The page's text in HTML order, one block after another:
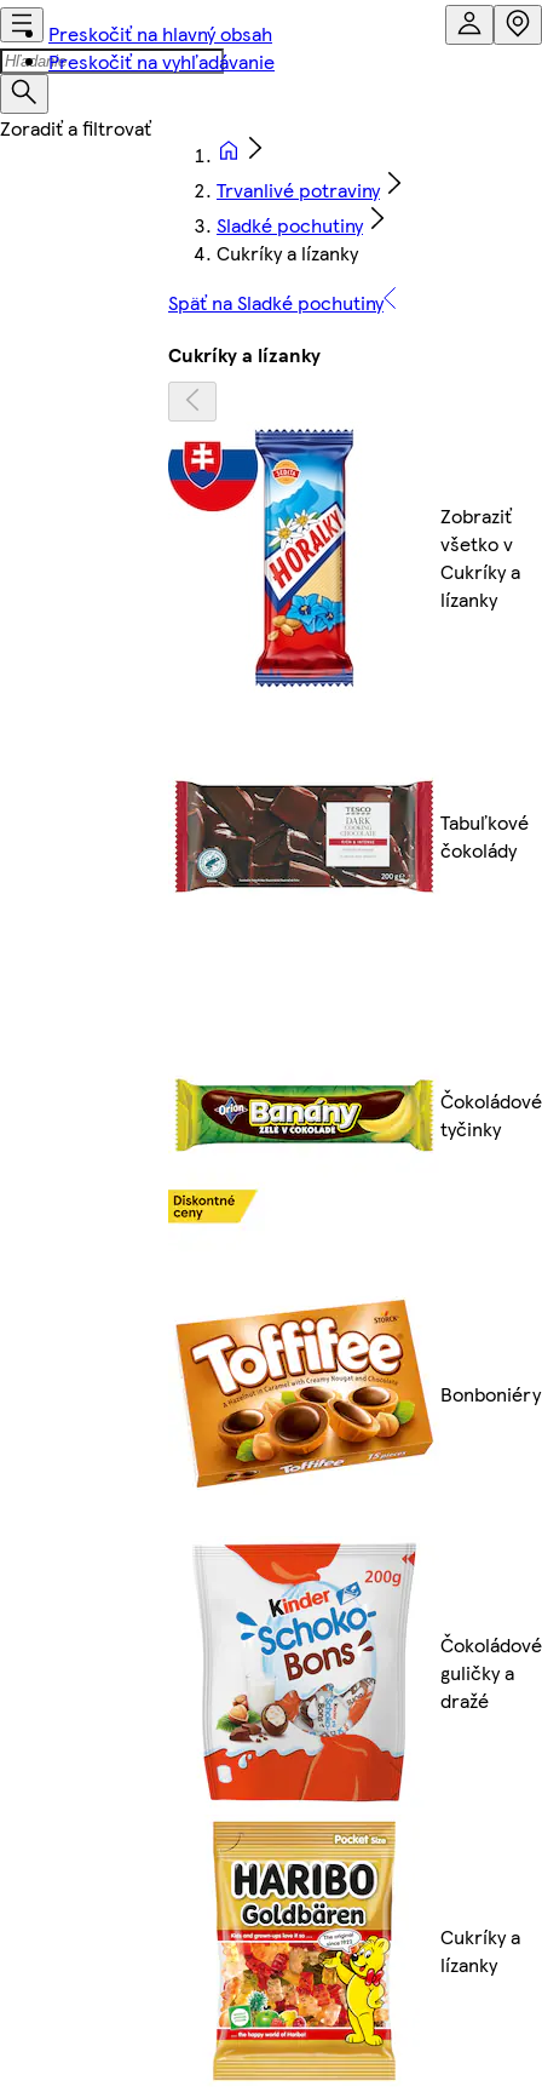
Preskočiť na hlavný obsah
Preskočiť na vyhľadávanie
Trvanlivé potraviny
Sladké pochutiny
Cukríky a lízanky
Späť na Sladké pochutiny
Cukríky a lízanky
Zobraziť
všetko v
Cukríky a
lízanky
Tabuľkové
čokolády
Čokoládové
tyčinky
Bonboniéry
Čokoládové
guličky a
dražé
Cukríky a
lízanky